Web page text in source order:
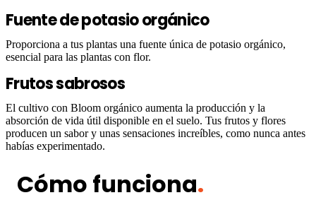
Fuente de potasio orgánico
Proporciona a tus plantas una fuente única de potasio orgánico,
esencial para las plantas con flor.
Frutos sabrosos
El cultivo con Bloom orgánico aumenta la producción y la
absorción de vida útil disponible en el suelo. Tus frutos y flores
producen un sabor y unas sensaciones increíbles, como nunca antes
habías experimentado.
Cómo funciona.